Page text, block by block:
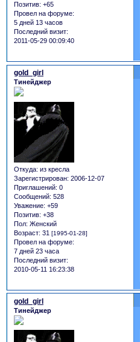
Позитив: +65
Провел на форуме:
5 дней 13 часов
Последний визит:
2011-05-29 00:09:40
gold_girl
Тинейджер
Откуда: из кресла
Зарегистрирован: 2006-12-07
Приглашений: 0
Сообщений: 528
Уважение: +59
Позитив: +38
Пол: Женский
Возраст: 31 [1995-01-28]
Провел на форуме:
7 дней 23 часа
Последний визит:
2010-05-11 16:23:38
gold_girl
Тинейджер